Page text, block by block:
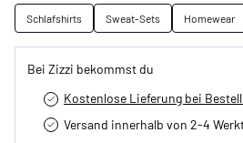
Schlafshirts Sweat-Sets Homewear
Bei Zizzi bekommst du
Kostenlose Lieferung bei
Versand innerhalb von 2-4